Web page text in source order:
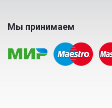
Мы принимаем